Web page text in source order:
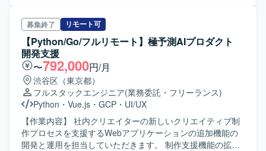
るイメージです。 - 基本的に既存実装を踏襲すれば済みま
すが、一部プラットフォームや要件によっては機能実装の
調整が発生する可能性があります。 ②新しい制作支援機能
の実装 - 新しいクリエイティブ制作プロセスを支援できる
ような、バックエンド・フロントエンド双方の新機能実装
が想定されます。 - また、ユーザビリティを高めるための
UIUX 改善系の業務も想定されます。 【ポジションの魅
力】 このプロジェクトでは、最新技術を駆使したクリエイ
ティブ業務の最先端を体験できます。 【開発環境】 Webア
プリケーションはフロントエンドでVue.js, TypeScript、バ
ックエンドではGolang, echoおよびPython, FastAPIを利用
募集終了 リモート可
【Python/Go/フルリモート】極予測AIプロダクト
開発支援
〜792,000円/月
渋谷区（東京都）
フルスタックエンジニア(業務委託・フリーランス)
Python ・ Vue.js ・ GCP ・ UI/UX
【作業内容】 社内クリエイターの新しいクリエイティブ制
作プロセスを支援するWebアプリケーションの追加機能の
開発と運用を担当していただきます。 制作支援機能の拡張